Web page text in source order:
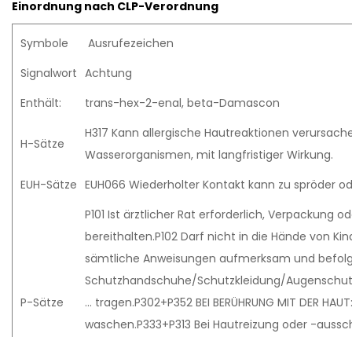
Einordnung nach CLP-Verordnung
Symbole
Ausrufezeichen
Signalwort Achtung
Enthält:
trans-hex-2-enal, beta-Damascon
H-Sätze
H317 Kann allergische Hautreaktionen
Wasserorganismen, mit langfristiger Wirkung.
EUH-Sätze EUH066 Wiederholter Kontakt kann zu spröder
P-Sätze
P101 Ist ärztlicher Rat erforderlich, Verpackung
bereithalten.P102 Darf nicht in die Hände von
sämtliche Anweisungen aufmerksam und
Schutzhandschuhe/Schutzkleidung/
… tragen.P302+P352 BEI BERÜHRUNG MIT DER
waschen.P333+P313 Bei Hautreizung oder -